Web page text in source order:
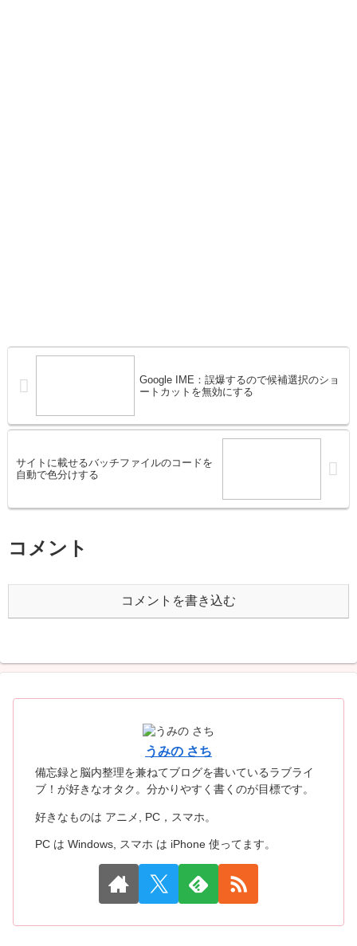
Google IME：誤爆するので候補選択のショ
ートカットを無効にする
サイトに載せるバッチファイルのコードを
自動で色分けする
コメント
コメントを書き込む
うみの さち
備忘録と脳内整理を兼ねてブログを書いているラブライ
ブ！が好きなオタク。分かりやすく書くのが目標です。
好きなものは アニメ, PC，スマホ。
PC は Windows, スマホ は iPhone 使ってます。